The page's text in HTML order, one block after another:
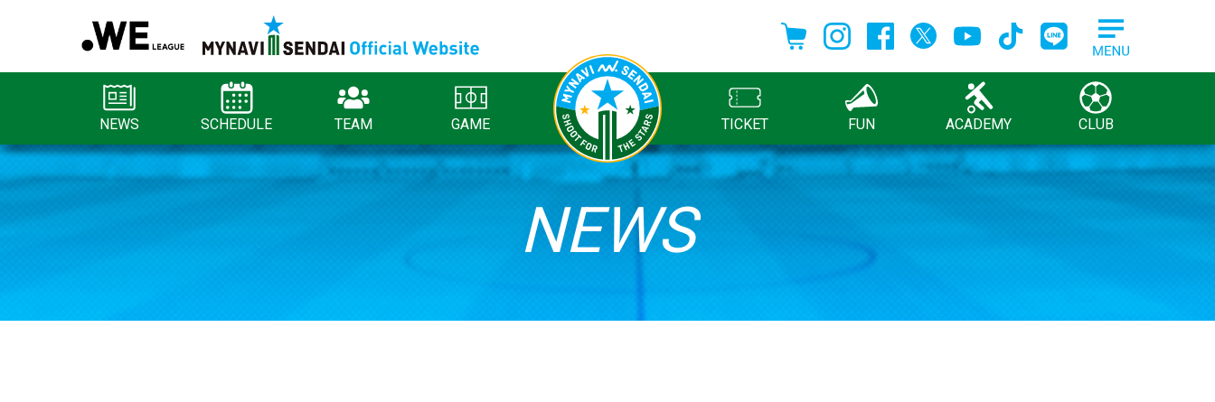
NEWS SCHEDULE TEAM GAME TICKET FUN ACADEMY CLUB
NEWS